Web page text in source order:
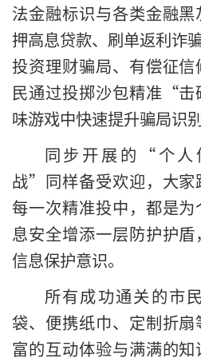
法金融标识与各类金融
押高息贷款、刷单返利诈
投资理财骗局、有偿征
民通过投掷沙包精准“
味游戏中快速提升骗局识别
同步开展的“个人
战”同样备受欢迎，大家
每一次精准投中，都是
息安全增添一层防护护
信息保护意识。
所有成功通关的市
袋、便携纸巾、定制折
富的互动体验与满满的